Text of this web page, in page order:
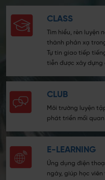
CLASS
Tìm hiểu, rèn luyện
thành phản xạ
Tự tin giao tiếp
tiễn được xây dựng
CLUB
Môi trường luyện
phát triển mối quan
E-LEARNING
Ứng dụng điện
ngày, giúp học